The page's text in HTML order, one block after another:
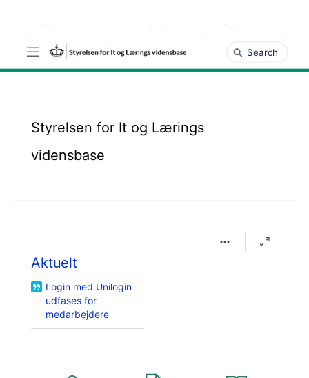
assistive.skiplink.to.breadcrumbs
assistive.skiplink.to.header.menu
assistive.skiplink.to.action.menu
Hurtig
søgning
Styrelsen for It og Lærings
vidensbase
Aktuelt
Login med Unilogin
udfases for
medarbejdere